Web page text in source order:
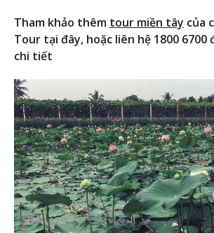
Tham khảo thêm tour miền tây của
Tour tại đây, hoặc liên hệ 1800 6700
chi tiết